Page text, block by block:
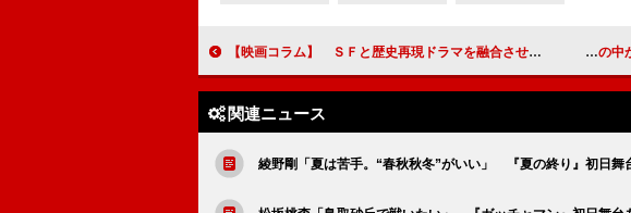
【映画コラム】 ＳＦと歴史再現ドラマを融合させた『劇場版タイムスクープハンター 安土城 最後の１日』
関連ニュース
綾野剛「夏は苦手。“春秋秋冬”がいい」 『夏の終り』初日舞